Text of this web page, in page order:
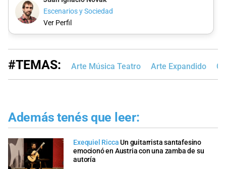
Escenarios y Sociedad
Ver Perfil
#TEMAS: Arte Música Teatro Arte Expandido
Además tenés que leer:
Exequiel RiccaUn guitarrista santafesino
emocionó en Austria con una zamba de su
autoría